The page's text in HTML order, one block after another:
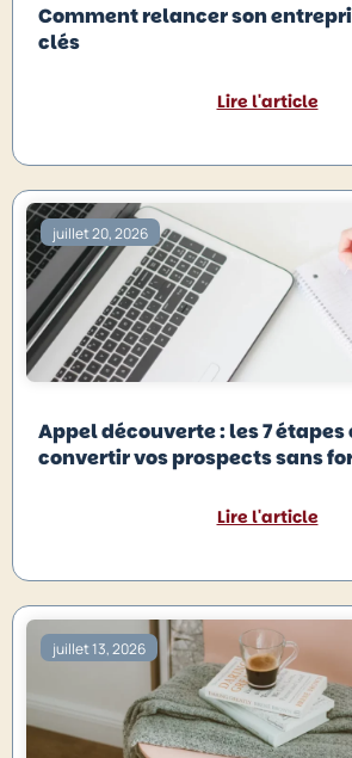
Comment relancer son
clés
Lire l'article
juillet 20, 2026
Appel découverte : les 7 étapes
convertir vos prospects sans
Lire l'article
juillet 13, 2026